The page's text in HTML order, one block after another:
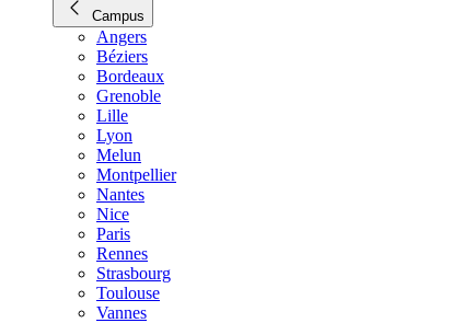
Campus
Angers
Béziers
Bordeaux
Grenoble
Lille
Lyon
Melun
Montpellier
Nantes
Nice
Paris
Rennes
Strasbourg
Toulouse
Vannes